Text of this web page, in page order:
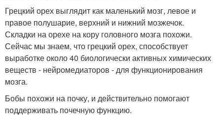
Грецкий орех выглядит как маленький мозг, левое и
правое полушарие, верхний и нижний мозжечок.
Складки на орехе на кору головного мозга похожи.
Сейчас мы знаем, что грецкий орех, способствует
выработке около 40 биологически активных химических
веществ - нейромедиаторов - для функционирования
мозга.
Бобы похожи на почку, и действительно помогают
поддерживать почечную функцию.